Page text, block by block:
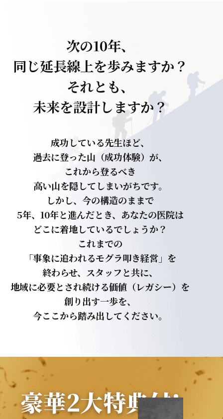
次の10年、
同じ延長線上を歩みますか？
それとも、
未来を設計しますか？
成功している先生ほど、
過去に登った山（成功体験）が、
これから登るべき
高い山を隠してしまいがちです。
しかし、今の構造のままで
5年、10年と進んだとき、あなたの医院は
どこに着地しているでしょうか？
これまでの
「事象に追われるモグラ叩き経営」を
終わらせ、スタッフと共に、
地域に必要とされ続ける価値（レガシー）を
創り出す一歩を、
今ここから踏み出してください。
豪華2大特典付!